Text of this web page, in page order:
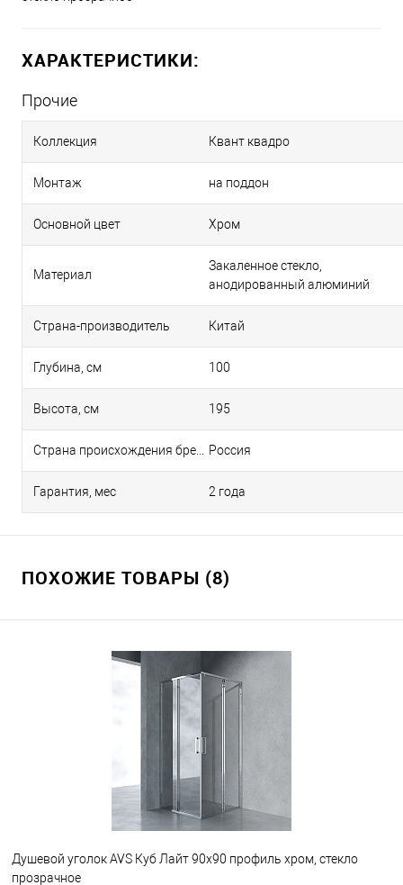
ХАРАКТЕРИСТИКИ:
Прочие
Коллекция Квант квадро
Монтаж на поддон
Основной цвет Хром
Материал
Закаленное стекло,
анодированный алюминий
Страна-производитель Китай
Глубина, см 100
Высота, см 195
Россия
Гарантия, мес 2 года
ПОХОЖИЕ ТОВАРЫ (8)
Душевой уголок AVS Куб Лайт 90x90 профиль хром, стекло
прозрачное